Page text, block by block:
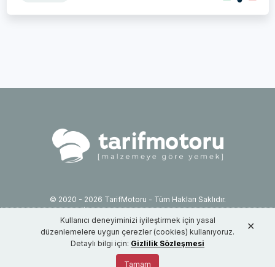
© 2020 - 2026 TarifMotoru - Tüm Hakları Saklıdır.
İletişim: info@tarifmotoru.com
Hizmet Şartları
Gizlilik Sözleşmesi
✕
Kullanıcı deneyiminizi iyileştirmek için yasal
düzenlemelere uygun çerezler (cookies) kullanıyoruz.
Detaylı bilgi için: Gizlilik Sözleşmesi
Tamam